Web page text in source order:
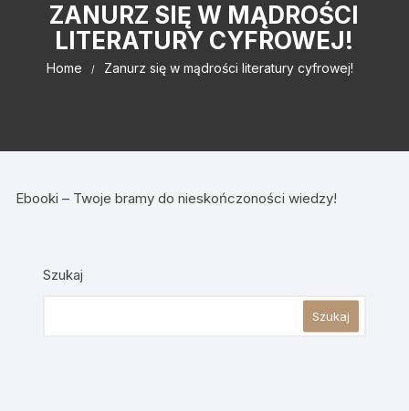
ZANURZ SIĘ W MĄDROŚCI
LITERATURY CYFROWEJ!
Home Zanurz się w mądrości literatury cyfrowej!
Ebooki – Twoje bramy do nieskończoności wiedzy!
Szukaj
Szukaj